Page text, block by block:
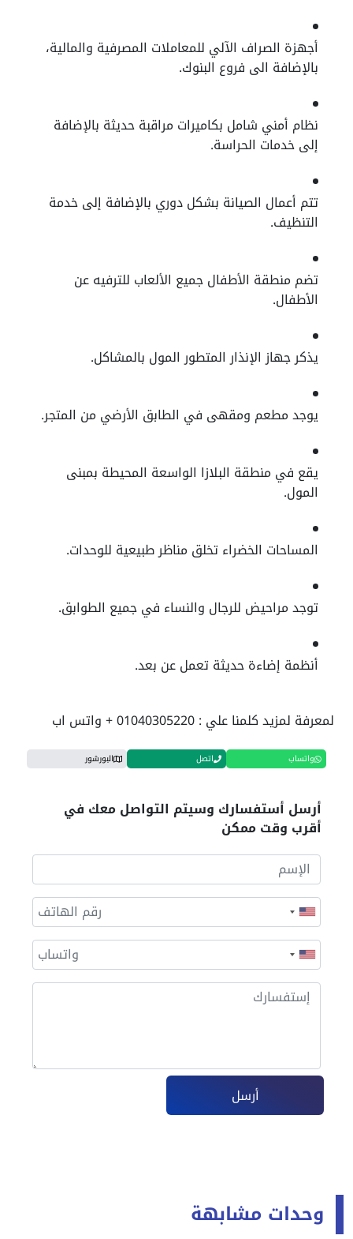
أجهزة الصراف الآلي للمعاملات المصرفية والمالية،
بالإضافة الى فروع البنوك.
نظام أمني شامل بكاميرات مراقبة حديثة بالإضافة
إلى خدمات الحراسة.
تتم أعمال الصيانة بشكل دوري بالإضافة إلى خدمة
التنظيف.
تضم منطقة الأطفال جميع الألعاب للترفيه عن
الأطفال.
يذكر جهاز الإنذار المتطور المول بالمشاكل.
يوجد مطعم ومقهى في الطابق الأرضي من المتجر.
يقع في منطقة البلازا الواسعة المحيطة بمبنى
المول.
المساحات الخضراء تخلق مناظر طبيعية للوحدات.
توجد مراحيض للرجال والنساء في جميع الطوابق.
أنظمة إضاءة حديثة تعمل عن بعد.
لمعرفة لمزيد كلمنا علي :01040305220+ واتس اب
واتساب اتصل البورشور
أرسل أستفسارك وسيتم التواصل معك في
أقرب وقت ممكن
أرسل
وحدات مشابهة